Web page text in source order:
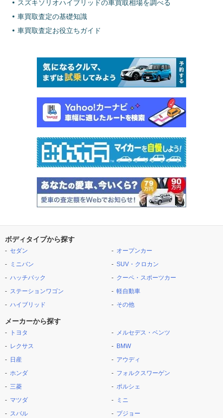
スズキソリオハイブリッドの車買取相場を調べる
車買取査定の基礎知識
車買取査定お役立ちガイド
ボディタイプから探す
セダン
ミニバン
ハッチバック
ステーションワゴン
ハイブリッド
オープンカー
SUV・クロカン
クーペ・スポーツカー
軽自動車
その他
メーカーから探す
トヨタ
レクサス
日産
ホンダ
三菱
マツダ
スバル
メルセデス・ベンツ
BMW
アウディ
フォルクスワーゲン
ポルシェ
ミニ
プジョー